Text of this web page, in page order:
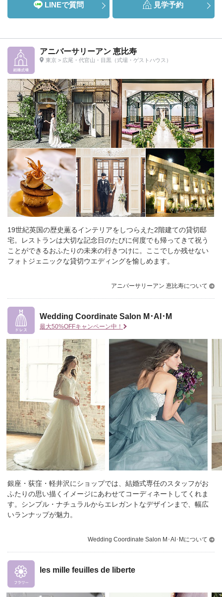
LINEで質問 見学予約
アニバーサリーアン 恵比寿
東京 > 広尾・代官山・目黒（式場・ゲストハウス）
19世紀英国の歴史薫るインテリアをしつらえた2階建ての貸切邸
宅。
レストランは大切な記念日のたびに何度でも帰ってきて祝う
ことができるおふたりの未来の行きつけに。
ここでしか残せない
フォトジェニックな貸切ウエディングを愉しめます。
アニバーサリーアン 恵比寿について
Wedding Coordinate Salon M･AI･M
最大50%OFFキャンペーン中！
銀座・荻窪・軽井沢にショップでは、結婚式専任のスタッフがお
ふたりの思い描くイメージにあわせてコーディネートしてくれま
す。 シンプル・ナチュラルからエレガントなデザインまで、幅広
いランナップが魅力。
Wedding Coordinate Salon M･AI･Mについて
les mille feuilles de liberte